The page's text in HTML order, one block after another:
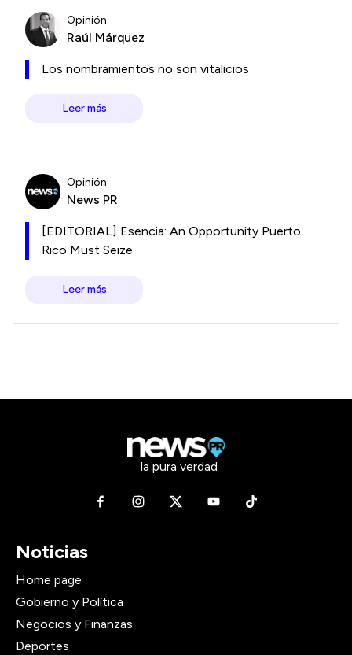
Opinión
Raúl Márquez
Los nombramientos no son vitalicios
Leer más
Opinión
News PR
[EDITORIAL] Esencia: An Opportunity Puerto
Rico Must Seize
Leer más
la pura verdad
Noticias
Home page
Gobierno y Política
Negocios y Finanzas
Deportes